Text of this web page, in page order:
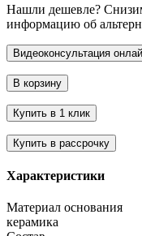
Нашли дешевле?
информацию об
Характеристики
Материал основания
керамика